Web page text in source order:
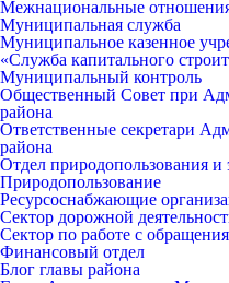
Межнациональные
Муниципальная служба
Муниципальное казенное
«Служба капитального
Муниципальный контроль
Общественный Совет при
района
Ответственные секретари
района
Отдел природопользования и
Природопользование
Ресурсоснабжающие
Сектор дорожной
Сектор по работе с
Финансовый отдел
Блог главы района